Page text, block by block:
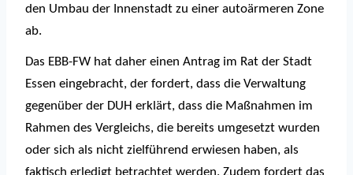
den Umbau der Innenstadt zu einer autoärmeren Zone
ab.
Das EBB-FW hat daher einen Antrag im Rat der Stadt
Essen eingebracht, der fordert, dass die Verwaltung
gegenüber der DUH erklärt, dass die Maßnahmen im
Rahmen des Vergleichs, die bereits umgesetzt wurden
oder sich als nicht zielführend erwiesen haben, als
faktisch erledigt betrachtet werden. Zudem fordert das